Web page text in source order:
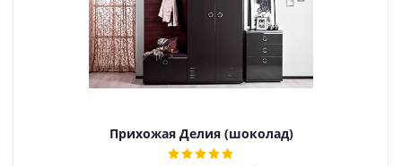
Прихожая Делия (шоколад)